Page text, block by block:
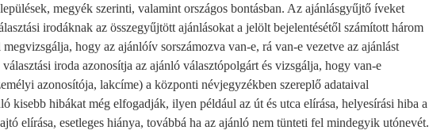
megyék szerinti, valamint országos bontásban. Az ajánlásgyűjtő íveket
irodáknak az összegyűjtött ajánlásokat a jelölt bejelentésétől számított három
hogy az ajánlóív sorszámozva van-e, rá van-e vezetve az ajánlást
iroda azonosítja az ajánló választópolgárt és vizsgálja, hogy van-e
azonosítója, lakcíme) a központi névjegyzékben szereplő adataival
kisebb hibákat még elfogadják, ilyen például az út és utca elírása, helyesírási hiba a
elírása, esetleges hiánya, továbbá ha az ajánló nem tünteti fel mindegyik utónevét.